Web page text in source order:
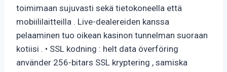
toimimaan sujuvasti sekä tietokoneella että
mobiililaitteilla . Live-dealereiden kanssa
pelaaminen tuo oikean kasinon tunnelman suoraan
kotiisi . • SSL kodning : helt data överföring
använder 256-bitars SSL kryptering , samiska